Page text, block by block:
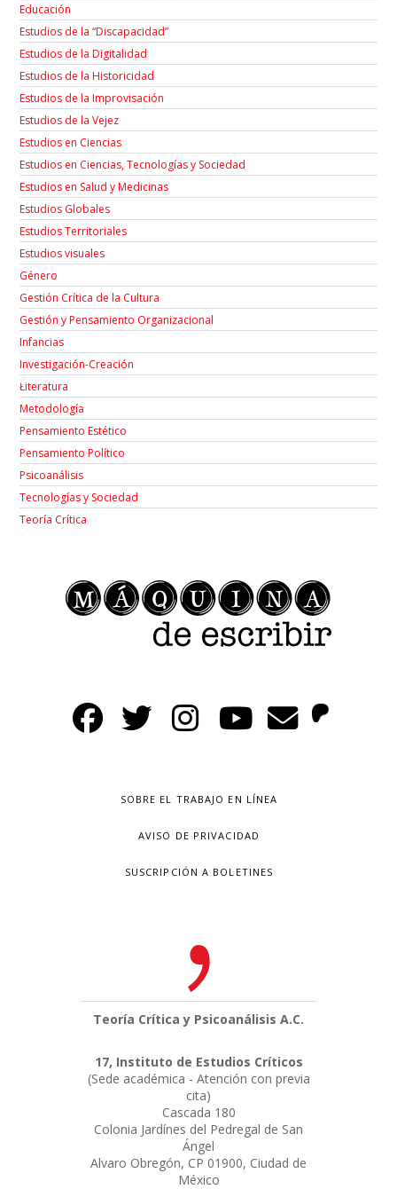
Educación
Estudios de la “Discapacidad”
Estudios de la Digitalidad
Estudios de la Historicidad
Estudios de la Improvisación
Estudios de la Vejez
Estudios en Ciencias
Estudios en Ciencias, Tecnologías y Sociedad
Estudios en Salud y Medicinas
Estudios Globales
Estudios Territoriales
Estudios visuales
Género
Gestión Crítica de la Cultura
Gestión y Pensamiento Organizacional
Infancias
Investigación-Creación
Łiteratura
Metodología
Pensamiento Estético
Pensamiento Político
Psicoanálisis
Tecnologías y Sociedad
Teoría Crítica
SOBRE EL TRABAJO EN LÍNEA
AVISO DE PRIVACIDAD
SUSCRIPCIÓN A BOLETINES
Teoría Crítica y Psicoanálisis A.C.
17, Instituto de Estudios Críticos
(Sede académica - Atención con previa
cita)
Cascada 180
Colonia Jardínes del Pedregal de San
Ángel
Alvaro Obregón, CP 01900, Ciudad de
México